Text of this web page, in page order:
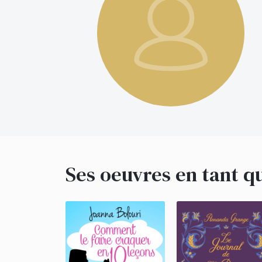
Ses oeuvres en tant